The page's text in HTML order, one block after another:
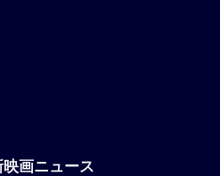
映画ニュース